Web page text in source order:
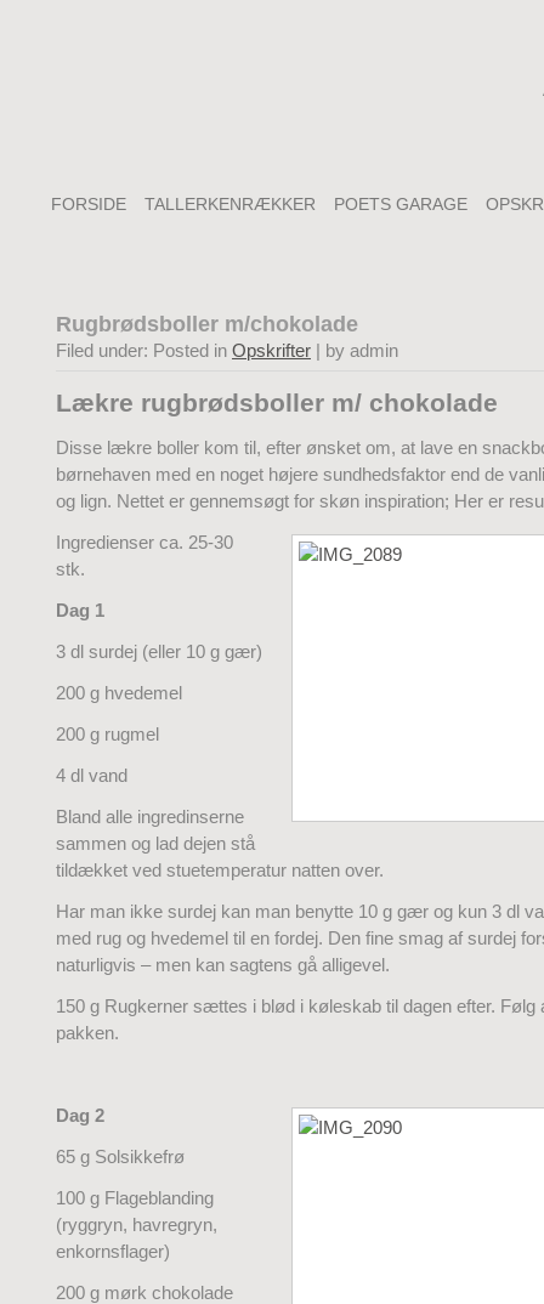
FORSIDE TALLERKENRÆKKER POETS GARAGE
Rugbrødsboller m/chokolade
Filed under: Posted in Opskrifter | by admin
Lækre rugbrødsboller m/ chokolade
Disse lækre boller kom til, efter ønsket om, at lave en
børnehaven med en noget højere sundhedsfaktor end de
og lign. Nettet er gennemsøgt for skøn inspiration; Her er
Ingredienser ca. 25-30
stk.
Dag 1
3 dl surdej (eller 10 g gær)
200 g hvedemel
200 g rugmel
4 dl vand
Bland alle ingredinserne
sammen og lad dejen stå
tildækket ved stuetemperatur natten over.
Har man ikke surdej kan man benytte 10 g gær og kun 3 dl
med rug og hvedemel til en fordej. Den fine smag af surdej
naturligvis – men kan sagtens gå alligevel.
150 g Rugkerner sættes i blød i køleskab til dagen efter. Følg
pakken.
Dag 2
65 g Solsikkefrø
100 g Flageblanding
(ryggryn, havregryn,
enkornsflager)
200 g mørk chokolade